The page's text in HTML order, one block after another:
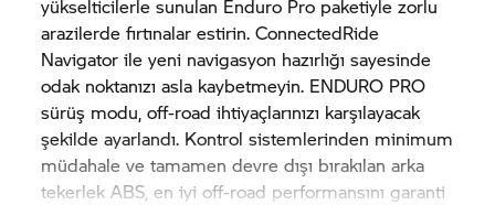
yükselticilerle sunulan Enduro Pro paketiyle zorlu
arazilerde fırtınalar estirin. ConnectedRide
Navigator ile yeni navigasyon hazırlığı sayesinde
odak noktanızı asla kaybetmeyin. ENDURO PRO
sürüş modu, off-road ihtiyaçlarınızı karşılayacak
şekilde ayarlandı. Kontrol sistemlerinden minimum
müdahale ve tamamen devre dışı bırakılan arka
tekerlek ABS, en iyi off-road performansını garanti